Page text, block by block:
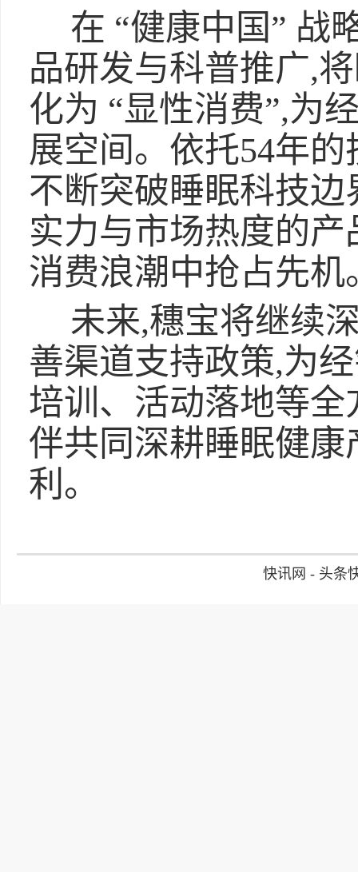
在 “健康中国” 战
品研发与科普推广,
化为 “显性消费”,为
展空间。依托54年
不断突破睡眠科技
实力与市场热度的
消费浪潮中抢占先机
未来,穗宝将继续
善渠道支持政策,为
培训、活动落地等
伴共同深耕睡眠健
利。
快讯网 - 头条